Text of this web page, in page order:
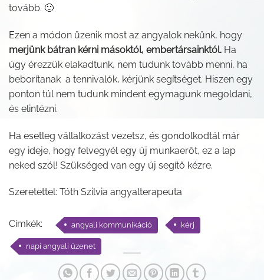
tovább. 🙂
Ezen a módon üzenik most az angyalok nekünk, hogy
merjünk bátran kérni másoktól, embertársainktól. Ha
úgy érezzük elakadtunk, nem tudunk tovább menni, ha
beborítanak a tennivalók, kérjünk segítséget. Hiszen egy
ponton túl nem tudunk mindent egymagunk megoldani,
és elintézni.
Ha esetleg vállalkozást vezetsz, és gondolkodtál már
egy ideje, hogy felvegyél egy új munkaerőt, ez a lap
neked szól! Szükséged van egy új segítő kézre.
Szeretettel: Tóth Szilvia angyalterapeuta
Címkék: angyali kommunikáció kérj
napi angyali üzenet